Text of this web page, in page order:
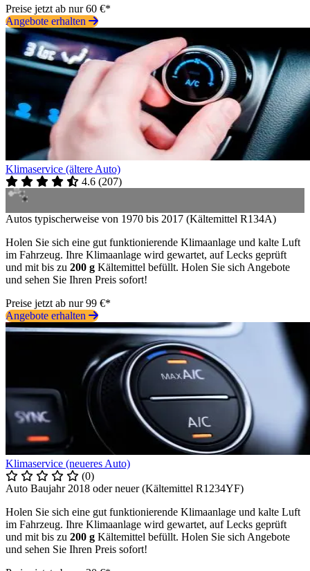
Preise jetzt ab nur 60 €*
Angebote erhalten
Klimaservice (ältere Auto)
4.6 (207)
Autos typischerweise von 1970 bis 2017 (Kältemittel R134A)
Holen Sie sich eine gut funktionierende Klimaanlage und kalte Luft
im Fahrzeug. Ihre Klimaanlage wird gewartet, auf Lecks geprüft
und mit bis zu 200 g Kältemittel befüllt. Holen Sie sich Angebote
und sehen Sie Ihren Preis sofort!
Preise jetzt ab nur 99 €*
Angebote erhalten
Klimaservice (neueres Auto)
(0)
Auto Baujahr 2018 oder neuer (Kältemittel R1234YF)
Holen Sie sich eine gut funktionierende Klimaanlage und kalte Luft
im Fahrzeug. Ihre Klimaanlage wird gewartet, auf Lecks geprüft
und mit bis zu 200 g Kältemittel befüllt. Holen Sie sich Angebote
und sehen Sie Ihren Preis sofort!